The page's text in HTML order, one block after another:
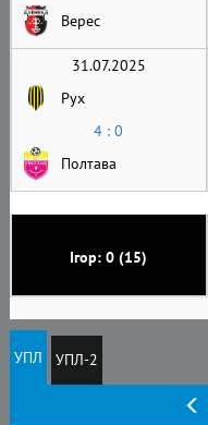
Ігор: 0 (15)
Верес
31.07.2025
Рух
4 : 0
Полтава
УПЛ УПЛ-2